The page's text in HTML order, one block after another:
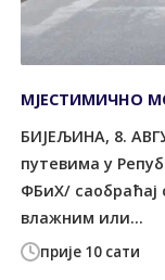
прије 10 сати
МЈЕСТИМИЧНО
БИЈЕЉИНА, 8.
путевима у
ФБиХ/ саобраћај
влажним или...